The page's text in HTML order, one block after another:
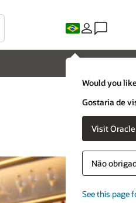
Would you
Gostaria de
Visit
Não
See this page